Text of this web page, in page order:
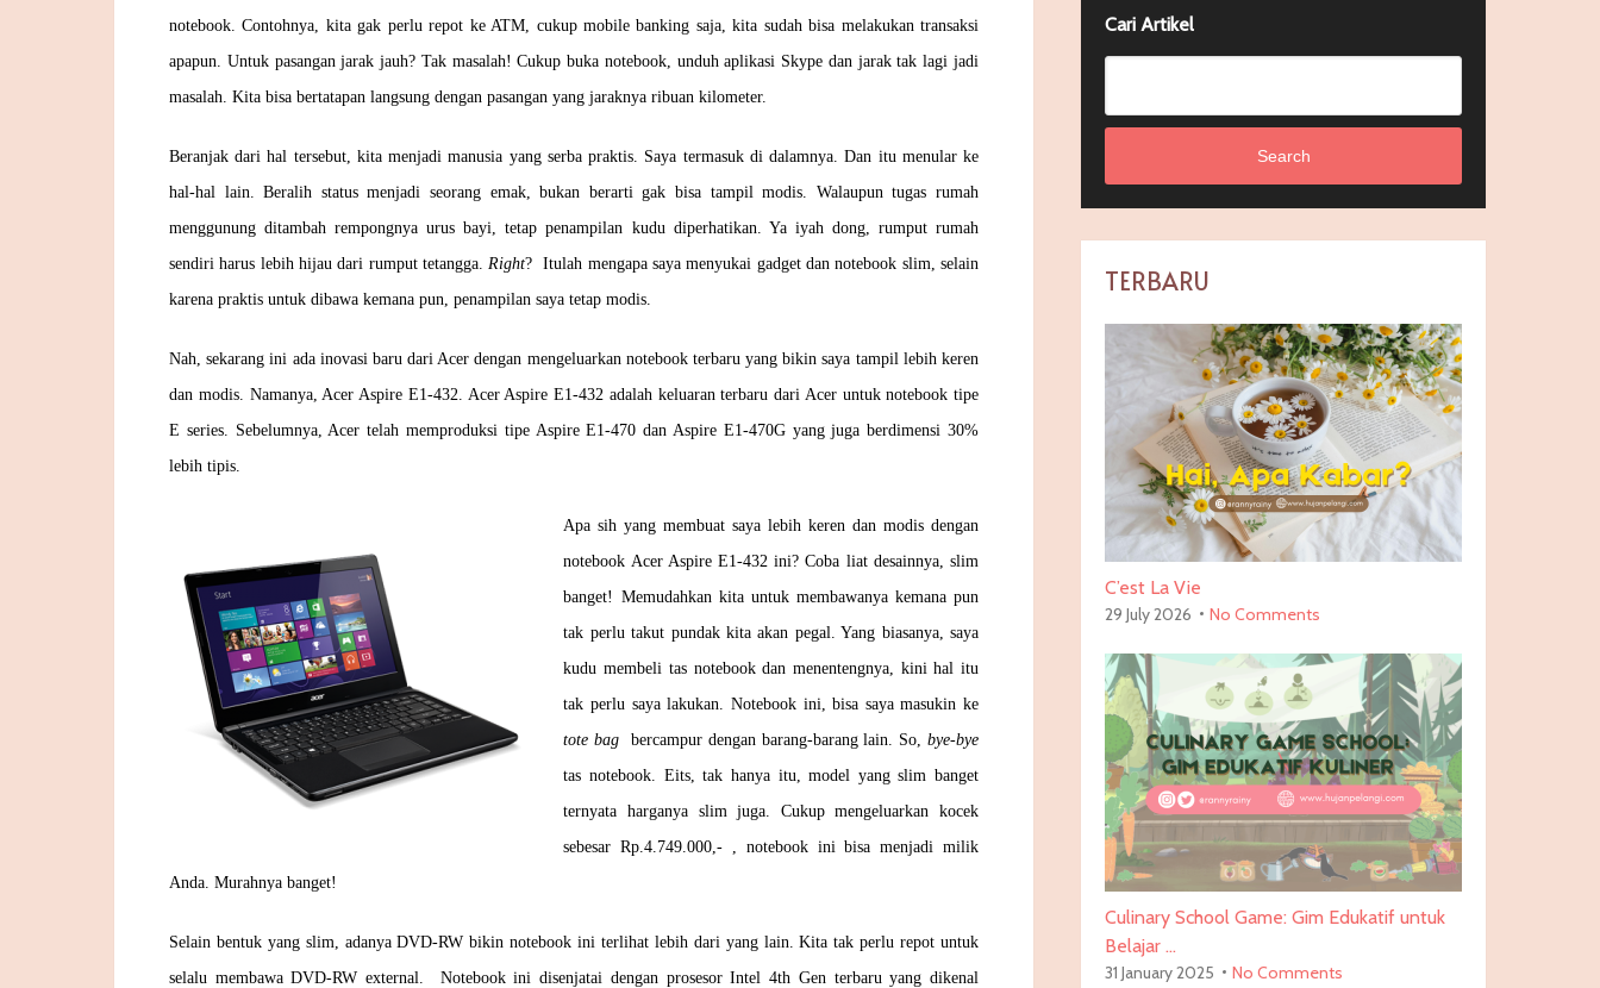
notebook. Contohnya, kita gak perlu repot ke ATM, cukup mobile banking saja, kita sudah bisa melakukan transaksi
apapun. Untuk pasangan jarak jauh? Tak masalah! Cukup buka notebook, unduh aplikasi Skype dan jarak tak lagi jadi
masalah. Kita bisa bertatapan langsung dengan pasangan yang jaraknya ribuan kilometer.
Beranjak dari hal tersebut, kita menjadi manusia yang serba praktis. Saya termasuk di dalamnya. Dan itu menular ke
hal-hal lain. Beralih status menjadi seorang emak, bukan berarti gak bisa tampil modis. Walaupun tugas rumah
menggunung ditambah rempongnya urus bayi, tetap penampilan kudu diperhatikan. Ya iyah dong, rumput rumah
sendiri harus lebih hijau dari rumput tetangga.Right? Itulah mengapa saya menyukai gadget dan notebook slim, selain
karena praktis untuk dibawa kemana pun, penampilan saya tetap modis.
Nah, sekarang ini ada inovasi baru dari Acer dengan mengeluarkan notebook terbaru yang bikin saya tampil lebih keren
dan modis. Namanya, Acer Aspire E1-432. Acer Aspire E1-432 adalah keluaran terbaru dari Acer untuk notebook tipe
E series. Sebelumnya, Acer telah memproduksi tipe Aspire E1-470 dan Aspire E1-470G yang juga berdimensi 30%
lebih tipis.
Apa sih yang membuat saya lebih keren dan modis dengan
notebook Acer Aspire E1-432 ini? Coba liat desainnya, slim
banget! Memudahkan kita untuk membawanya kemana pun
tak perlu takut pundak kita akan pegal. Yang biasanya, saya
kudu membeli tas notebook dan menentengnya, kini hal itu
tak perlu saya lakukan. Notebook ini, bisa saya masukin ke
tote bag
bercampur dengan barang-barang lain. So,bye-bye
tas notebook. Eits, tak hanya itu, model yang slim banget
ternyata harganya slim juga. Cukup mengeluarkan kocek
sebesar Rp.4.749.000,- , notebook ini bisa menjadi milik
Anda. Murahnya banget!
Selain bentuk yang slim, adanya DVD-RW bikin notebook ini terlihat lebih dari yang lain. Kita tak perlu repot untuk
selalu membawa DVD-RW external. Notebook ini disenjatai dengan prosesor Intel 4th Gen terbaru yang dikenal
Cari Artikel
Search
TERBARU
C’est La Vie
29 July 2026 No Comments
Culinary School Game: Gim Edukatif untuk
Belajar …
31 January 2025 No Comments